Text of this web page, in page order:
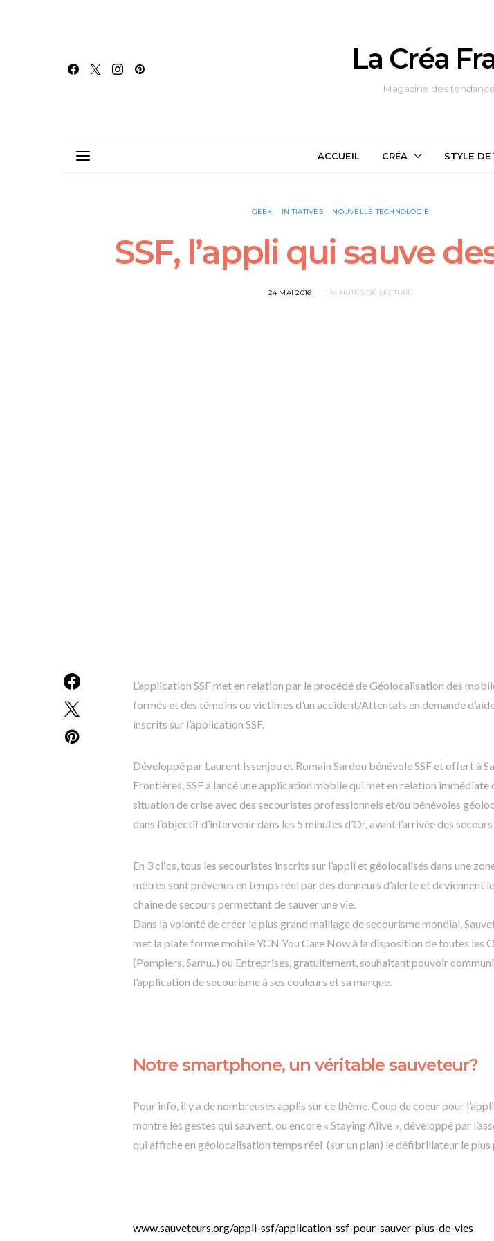
La Créa
Magazine des
ACCUEIL CRÉA STYLE DE
GEEK INITIATIVES NOUVELLE TECHNOLOGIE
SSF, l’appli qui sauve
24 MAI 2016 1 MINUTES DE LECTURE
L’application SSF met en relation par le procédé de Géolocalisation des
formés et des témoins ou victimes d’un accident/Attentats en demande
inscrits sur l’application SSF.
Développé par Laurent Issenjou et Romain Sardou bénévole SSF et offert à
Frontières, SSF a lancé une application mobile qui met en relation immédiate
situation de crise avec des secouristes professionnels et/ou bénévoles
dans l’objectif d’intervenir dans les 5 minutes d’Or, avant l’arrivée des secours
En 3 clics, tous les secouristes inscrits sur l’appli et géolocalisés dans une
mètres sont prévenus en temps réel par des donneurs d’alerte et deviennent
chaîne de secours permettant de sauver une vie.
Dans la volonté de créer le plus grand maillage de secourisme mondial,
met la plate forme mobile YCN You Care Now à la disposition de toutes les
(Pompiers, Samu..) ou Entreprises, gratuitement, souhaitant pouvoir
l’application de secourisme à ses couleurs et sa marque.
Notre smartphone, un véritable sauveteur?
Pour info, il y a de nombreuses applis sur ce thème. Coup de coeur pour
montre les gestes qui sauvent, ou encore « Staying Alive », développé par
qui affiche en géolocalisation temps réel (sur un plan) le défibrillateur le plus
www.sauveteurs.org/appli-ssf/application-ssf-pour-sauver-plus-de-vies